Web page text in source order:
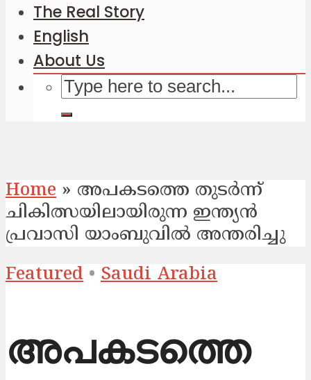
The Real Story
English
About Us
Home » അപകടത്തെ തുട‍ർന്ന്
ചികിത്സയിലായിരുന്ന ഇന്ത്യൻ
പ്രവാസി യാംബുവിൽ അന്തരിച്ചു
Featured • Saudi Arabia
അപകടത്തെ